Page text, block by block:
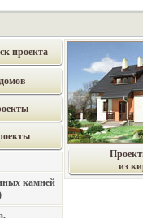
проекта
камней
из